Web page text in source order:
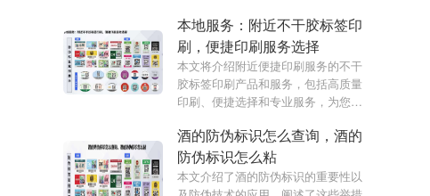
望能够对提升质量管理水平有所帮
助。
本地服务：附近不干胶标签印
刷，便捷印刷服务选择
本文将介绍附近便捷印刷服务的不干
胶标签印刷产品和服务，包括高质量
印刷、便捷选择和专业服务，为您提
酒的防伪标识怎么查询，酒的
防伪标识怎么粘
本文介绍了酒的防伪标识的重要性以